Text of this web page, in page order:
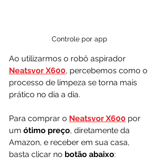
Controle por app
Ao utilizarmos o robô aspirador
Neatsvor X600, percebemos como o
processo de limpeza se torna mais
prático no dia a dia.
Para comprar o Neatsvor X600 por
um ótimo preço, diretamente da
Amazon, e receber em sua casa,
basta clicar no botão abaixo: